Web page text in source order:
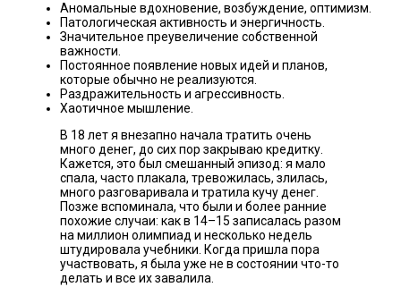
Аномальные вдохновение, возбуждение, оптимизм.
Патологическая активность и энергичность.
Значительное преувеличение собственной
важности.
Постоянное появление новых идей и планов,
которые обычно не реализуются.
Раздражительность и агрессивность.
Хаотичное мышление.
В 18 лет я внезапно начала тратить очень
много денег, до сих пор закрываю кредитку.
Кажется, это был смешанный эпизод: я мало
спала, часто плакала, тревожилась, злилась,
много разговаривала и тратила кучу денег.
Позже вспоминала, что были и более ранние
похожие случаи: как в 14–15 записалась разом
на миллион олимпиад и несколько недель
штудировала учебники. Когда пришла пора
участвовать, я была уже не в состоянии что-то
делать и все их завалила.